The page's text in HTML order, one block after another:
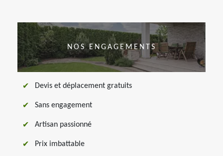
NOS ENGAGEMENTS
Devis et déplacement gratuits
Sans engagement
Artisan passionné
Prix imbattable